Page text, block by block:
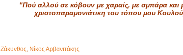
"Πού αλλού σε κόβουν με χαραίς, με σμπάρα και
χριστοπαραμονιάτικη του τόπου μου
Ζάκυνθος Νίκος Αρβανιτάκης